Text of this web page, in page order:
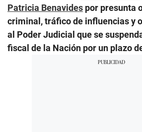
Patricia Benavides por presunta
criminal, tráfico de influencias y
al Poder Judicial que se
fiscal de la Nación por un plazo